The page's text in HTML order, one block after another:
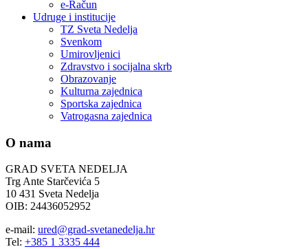
e-Račun
Udruge i institucije
TZ Sveta Nedelja
Svenkom
Umirovljenici
Zdravstvo i socijalna skrb
Obrazovanje
Kulturna zajednica
Sportska zajednica
Vatrogasna zajednica
O nama
GRAD SVETA NEDELJA
Trg Ante Starčevića 5
10 431 Sveta Nedelja
OIB: 24436052952
e-mail: ured@grad-svetanedelja.hr
Tel: +385 1 3335 444